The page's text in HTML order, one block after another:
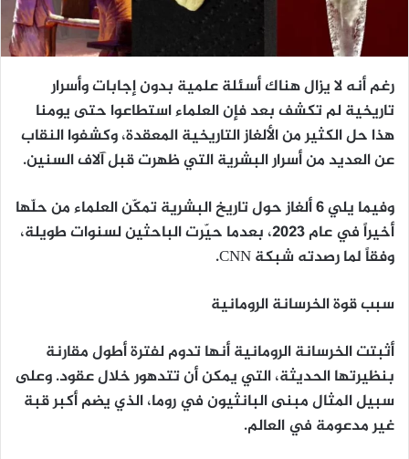
رغم أنه لا يزال هناك أسئلة علمية بدون إجابات وأسرار
تاريخية لم تكشف بعد فإن العلماء استطاعوا حتى يومنا
هذا حل الكثير من الألغاز التاريخية المعقدة، وكشفوا النقاب
عن العديد من أسرار البشرية التي ظهرت قبل آلاف السنين.
وفيما يلي 6 ألغاز حول تاريخ البشرية تمكّن العلماء من حلّها
أخيراً في عام 2023، بعدما حيّرت الباحثين لسنوات طويلة،
وفقاً لما رصدته شبكة CNN.
سبب قوة الخرسانة الرومانية
أثبتت الخرسانة الرومانية أنها تدوم لفترة أطول مقارنة
بنظيرتها الحديثة، التي يمكن أن تتدهور خلال عقود. وعلى
سبيل المثال مبنى البانثيون في روما، الذي يضم أكبر قبة
غير مدعومة في العالم.